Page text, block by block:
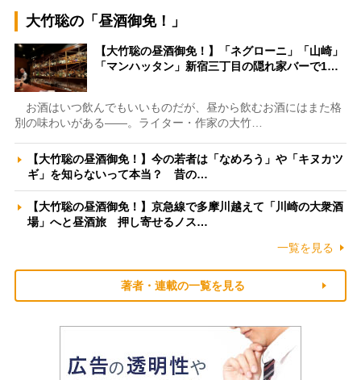
大竹聡の「昼酒御免！」
【大竹聡の昼酒御免！】「ネグローニ」「山崎」
「マンハッタン」新宿三丁目の隠れ家バーで1…
お酒はいつ飲んでもいいものだが、昼から飲むお酒にはまた格
別の味わいがある――。ライター・作家の大竹…
【大竹聡の昼酒御免！】今の若者は「なめろう」や「キヌカツ
ギ」を知らないって本当？ 昔の…
【大竹聡の昼酒御免！】京急線で多摩川越えて「川崎の大衆酒
場」へと昼酒旅 押し寄せるノス…
一覧を見る
著者・連載の一覧を見る